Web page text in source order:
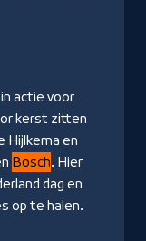
actie voor
kerst zitten
Hijlkema en
Bosch. Hier
dag en
op te halen.